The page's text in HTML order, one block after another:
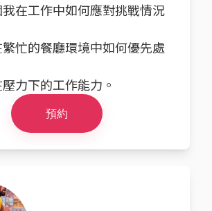
我在工作中如何應對挑戰情況
忙的餐廳環境中如何優先處
力下的工作能力。
預約